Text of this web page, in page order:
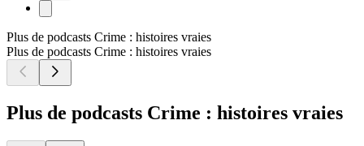
Plus de podcasts Crime : histoires vraies
Plus de podcasts Crime : histoires vraies
Plus de podcasts Crime : histoires vraies